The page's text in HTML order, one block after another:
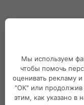
2026 ©
Мы используем
чтобы помочь
оценивать рекламу
"ОК" или продолжив
этим, как указано в